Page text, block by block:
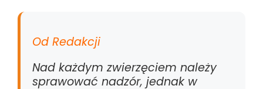
Od Redakcji
Nad każdym zwierzęciem należy
sprawować nadzór, jednak w